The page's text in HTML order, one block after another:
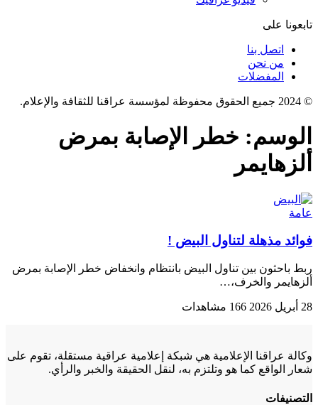
تابعونا على
اتصل بنا
من نحن
المفضلات
© 2024 جميع الحقوق محفوظة لمؤسسة عراقنا للثقافة والإعلام.
الوسم: خطر الإصابة بمرض
ألزهايمر
عامة
فوائد مذهلة لتناول البیض !
ربط باحثون بين تناول البيض بانتظام وانخفاض خطر الإصابة بمرض
ألزهايمر والخرف،…
28 أبريل 2026 166 مشاهدات
وكالة عراقنا الإعلامية هي شبكة إعلامية عراقية مستقلة، تقوم على
شعار الواقع كما هو وتلتزم به، لنقل الحقيقة والخبر والرأي.
التصنيفات